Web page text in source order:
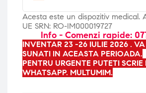
Acesta este un dispozitiv medical.
UE SRN: RO-IM000019727
Info - Comenzi rapide:
INVENTAR 23 -26 IULIE 2026 .
SUNATI IN ACEASTA PERIOADA.
PENTRU URGENTE PUTETI SCRIE
WHATSAPP. MULTUMIM.